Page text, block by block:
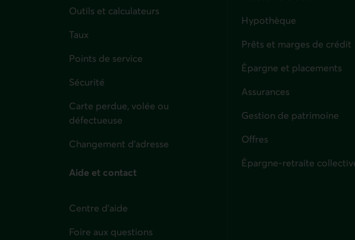
Outils et calculateurs
Taux
Points de service
Sécurité
Carte perdue, volée ou
défectueuse
Changement d'adresse
Aide et contact
Centre d'aide
Foire aux questions
Hypothèque
Prêts et marges de crédit
Épargne et placements
Assurances
Gestion de patrimoine
Offres
Épargne-retraite